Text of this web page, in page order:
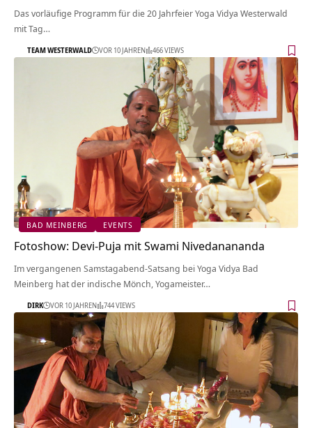
Das vorläufige Programm für die 20 Jahrfeier Yoga Vidya Westerwald
mit Tag…
TEAM WESTERWALD VOR 10 JAHREN 466 VIEWS
BAD MEINBERG EVENTS
Fotoshow: Devi-Puja mit Swami Nivedanananda
Im vergangenen Samstagabend-Satsang bei Yoga Vidya Bad
Meinberg hat der indische Mönch, Yogameister…
DIRK VOR 10 JAHREN 744 VIEWS